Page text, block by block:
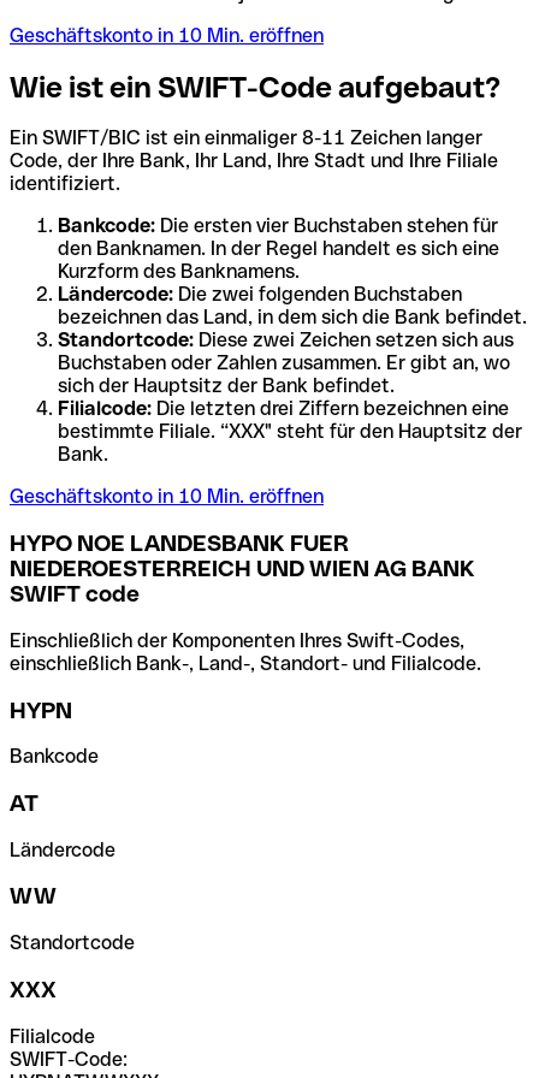
Geschäftskonto in 10 Min. eröffnen
Wie ist ein SWIFT-Code aufgebaut?
Ein SWIFT/BIC ist ein einmaliger 8-11 Zeichen langer
Code, der Ihre Bank, Ihr Land, Ihre Stadt und Ihre Filiale
identifiziert.
Bankcode: Die ersten vier Buchstaben stehen für
den Banknamen. In der Regel handelt es sich eine
Kurzform des Banknamens.
Ländercode: Die zwei folgenden Buchstaben
bezeichnen das Land, in dem sich die Bank befindet.
Standortcode: Diese zwei Zeichen setzen sich aus
Buchstaben oder Zahlen zusammen. Er gibt an, wo
sich der Hauptsitz der Bank befindet.
Filialcode: Die letzten drei Ziffern bezeichnen eine
bestimmte Filiale. “XXX" steht für den Hauptsitz der
Bank.
Geschäftskonto in 10 Min. eröffnen
HYPO NOE LANDESBANK FUER
NIEDEROESTERREICH UND WIEN AG BANK
SWIFT code
Einschließlich der Komponenten Ihres Swift-Codes,
einschließlich Bank-, Land-, Standort- und Filialcode.
HYPN
Bankcode
AT
Ländercode
WW
Standortcode
XXX
Filialcode
SWIFT-Code: